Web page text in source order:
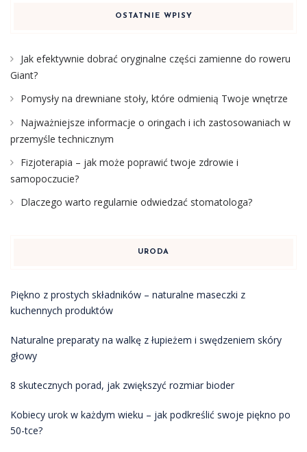
OSTATNIE WPISY
Jak efektywnie dobrać oryginalne części zamienne do roweru
Giant?
Pomysły na drewniane stoły, które odmienią Twoje wnętrze
Najważniejsze informacje o oringach i ich zastosowaniach w
przemyśle technicznym
Fizjoterapia – jak może poprawić twoje zdrowie i
samopoczucie?
Dlaczego warto regularnie odwiedzać stomatologa?
URODA
Piękno z prostych składników – naturalne maseczki z
kuchennych produktów
Naturalne preparaty na walkę z łupieżem i swędzeniem skóry
głowy
8 skutecznych porad, jak zwiększyć rozmiar bioder
Kobiecy urok w każdym wieku – jak podkreślić swoje piękno po
50-tce?